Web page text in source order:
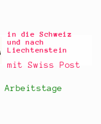
in die Schweiz
und nach
Liechtenstein
mit Swiss Post